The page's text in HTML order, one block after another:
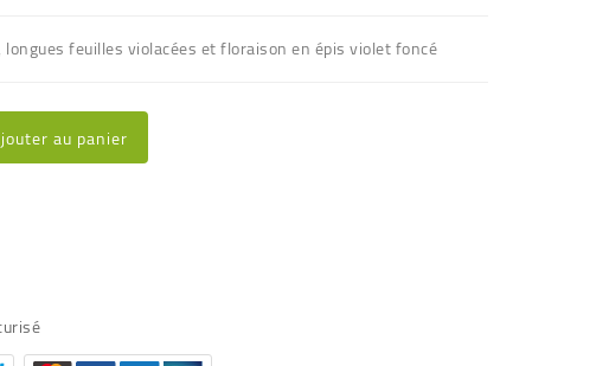
feuilles violacées et floraison en épis violet foncé
au panier